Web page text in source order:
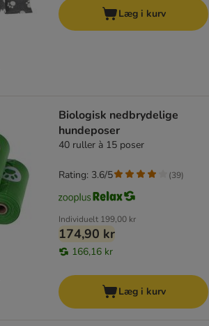
Læg i kurv
Biologisk nedbrydelige
hundeposer
40 ruller à 15 poser
Individuelt 199,00 kr
174,90 kr
166,16 kr
Rating: 3.6/5 (39)
Læg i kurv